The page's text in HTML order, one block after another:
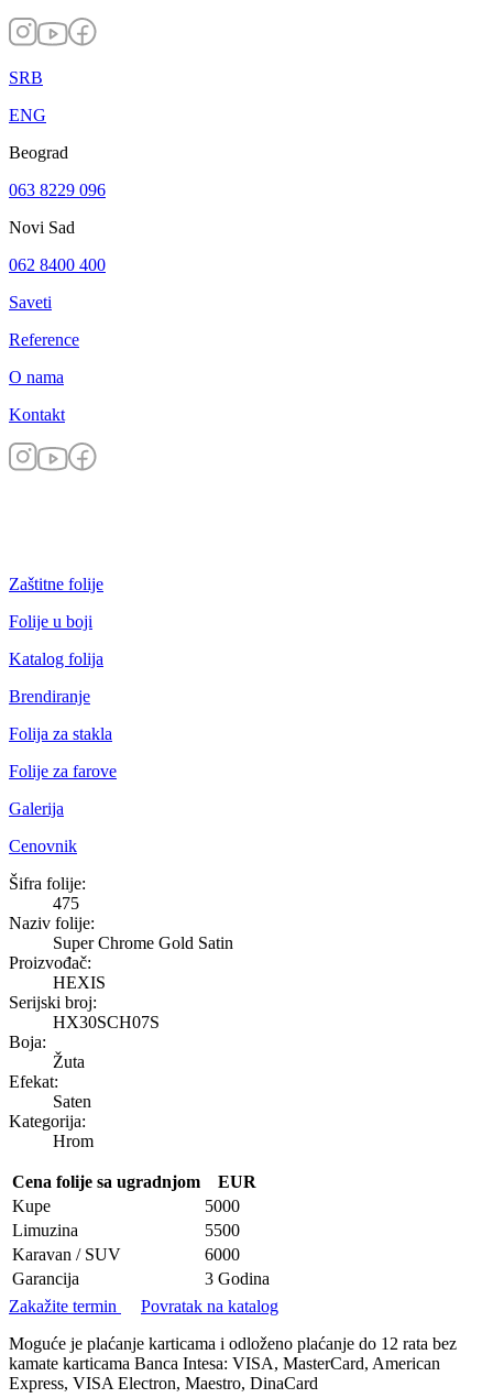
SRB
ENG
Beograd
063 8229 096
Novi Sad
062 8400 400
Saveti
Reference
O nama
Kontakt
Zaštitne folije
Folije u boji
Katalog folija
Brendiranje
Folija za stakla
Folije za farove
Galerija
Cenovnik
Super Chrome Gold Satin
Šifra folije:
475
Naziv folije:
Super Chrome Gold Satin
Proizvođač:
HEXIS
Serijski broj:
HX30SCH07S
Boja:
Žuta
Efekat:
Saten
Kategorija:
Hrom
Cena folije sa ugradnjom
EUR
Kupe
5000
Limuzina
5500
Karavan / SUV
6000
Garancija
3 Godina
Zakažite termin
Povratak na katalog
Moguće je plaćanje karticama i odloženo plaćanje do 12 rata bez
kamate karticama Banca Intesa: VISA, MasterCard, American
Express, VISA Electron, Maestro, DinaCard